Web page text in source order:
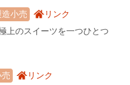
小売
リンク
上のスイーツを一つひとつ
リンク